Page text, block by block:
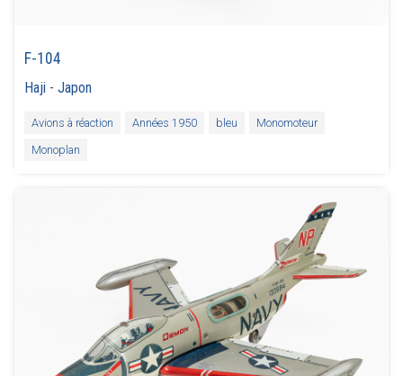
F-104
Haji -Japon
Avions à réaction Années 1950 bleu
Monomoteur
Monoplan